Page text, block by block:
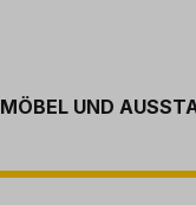
MÖBEL UND